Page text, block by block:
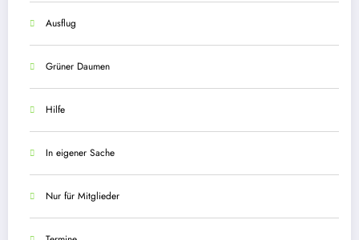
Ausflug
Grüner Daumen
Hilfe
In eigener Sache
Nur für Mitglieder